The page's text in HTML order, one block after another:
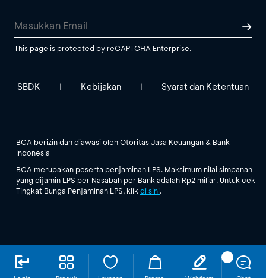
This page is protected by reCAPTCHA Enterprise.
SBDK | Kebijakan | Syarat dan Ketentuan
BCA berizin dan diawasi oleh Otoritas Jasa Keuangan & Bank
Indonesia
BCA merupakan peserta penjaminan LPS. Maksimum nilai simpanan
yang dijamin LPS per Nasabah per Bank adalah Rp2 miliar. Untuk cek
Tingkat Bunga Penjaminan LPS, klik di sini.